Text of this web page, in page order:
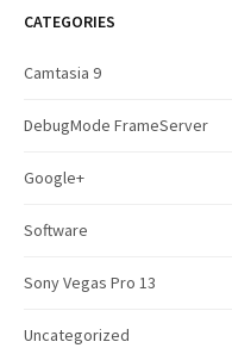
c
f
r
CATEGORIES
Camtasia 9
DebugMode FrameServer
Google+
Software
Sony Vegas Pro 13
Uncategorized